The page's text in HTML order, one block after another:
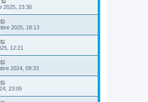
2025, 23:30
2025, 18:13
12:21
2024, 09:33
23:05